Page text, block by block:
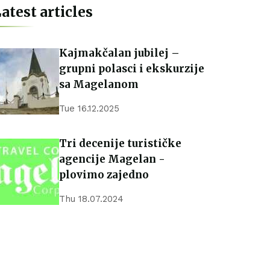
articles
Kajmakčalan jubilej –
grupni polasci i ekskurzije
sa Magelanom
Tue 16.12.2025
Tri decenije turističke
agencije Magelan -
plovimo zajedno
Thu 18.07.2024